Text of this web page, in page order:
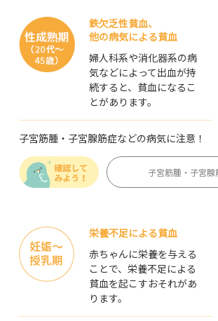
鉄欠乏性貧血、
他の病気による貧血
婦人科系や消化器系の病
気などによって出血が持
続すると、貧血になるこ
とがあります。
子宮筋腫・子宮腺筋症などの病気に注意！
子宮筋腫・子宮腺
栄養不足による貧血
赤ちゃんに栄養を与える
ことで、 栄養不足による
貧血を起こすおそれがあ
ります。